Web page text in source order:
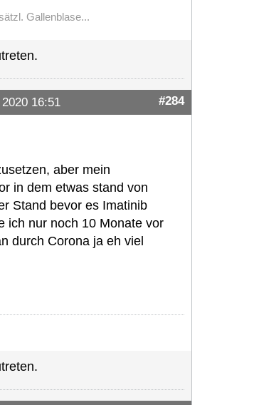
Gallenblase...
16:51 #284
aber mein
in dem etwas stand von
Stand bevor es Imatinib
ich nur noch 10 Monate vor
durch Corona ja eh viel